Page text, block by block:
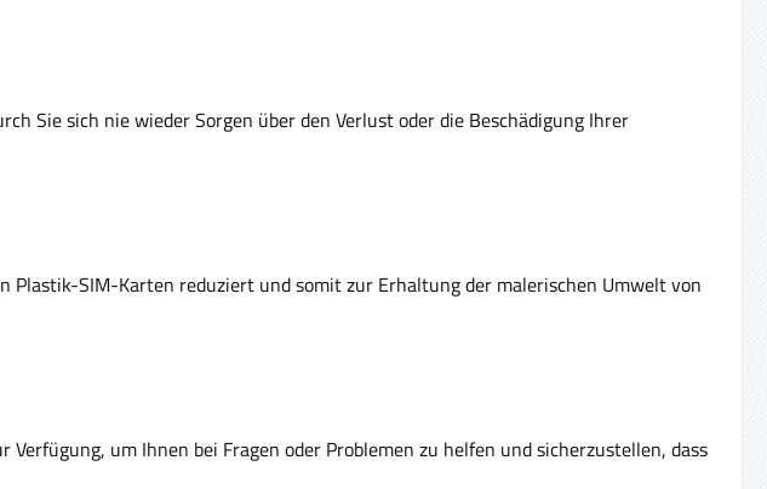
Sie sich nie wieder Sorgen über den Verlust oder die Beschädigung Ihrer
SIM-Karten reduziert und somit zur Erhaltung der malerischen Umwelt von
um Ihnen bei Fragen oder Problemen zu helfen und sicherzustellen, dass